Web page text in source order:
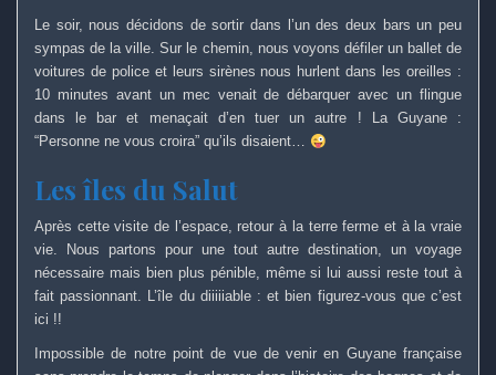
Le soir, nous décidons de sortir dans l’un des deux bars un peu
sympas de la ville. Sur le chemin, nous voyons défiler un ballet de
voitures de police et leurs sirènes nous hurlent dans les oreilles :
10 minutes avant un mec venait de débarquer avec un flingue
dans le bar et menaçait d’en tuer un autre ! La Guyane :
“Personne ne vous croira” qu’ils disaient…
Les îles du Salut
Après cette visite de l’espace, retour à la terre ferme et à la vraie
vie. Nous partons pour une tout autre destination, un voyage
nécessaire mais bien plus pénible, même si lui aussi reste tout à
fait passionnant. L’île du diiiiiable : et bien figurez-vous que c’est
ici !!
Impossible de notre point de vue de venir en Guyane française